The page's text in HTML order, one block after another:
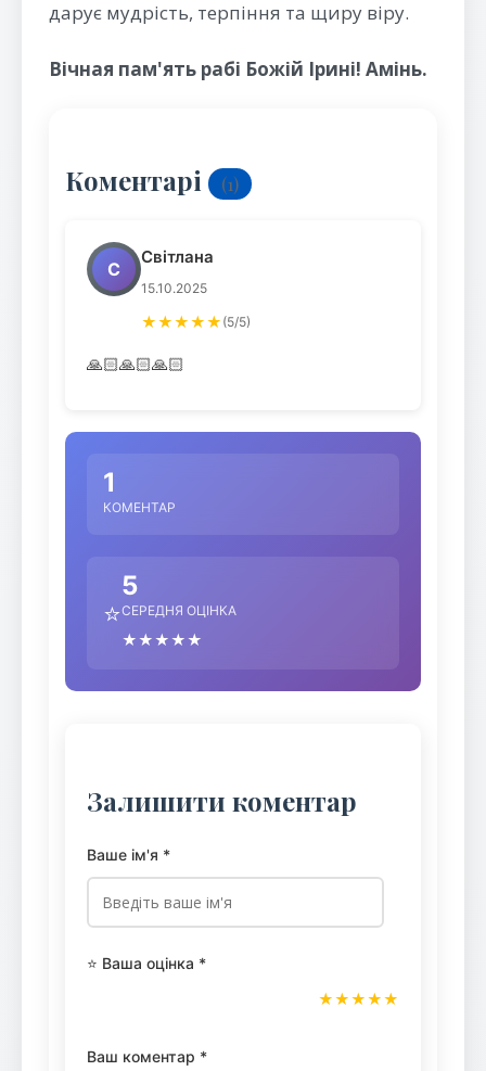
дарує мудрість, терпіння та щиру віру.
Вічная пам'ять рабі Божій Ірині! Амінь.
Коментарі (1)
С
Світлана
15.10.2025
★★★★★ (5/5)
🙏🏻🙏🏻🙏🏻
1
КОМЕНТАР
⭐
5
СЕРЕДНЯ ОЦІНКА
★★★★★
Залишити коментар
Ваше ім'я *
⭐ Ваша оцінка *
★
★
★
★
★
Ваш коментар *